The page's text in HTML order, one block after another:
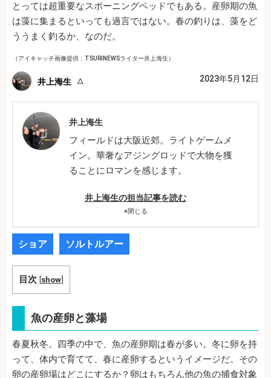
とっては超重要なスポーニングベッドでもある。産卵期の魚
は藻に集まるといっても過言ではない。春の釣りは、藻をど
ううまく釣るか、なのだ。
（アイキャッチ画像提供：TSURINEWSライター井上海生）
井上海生 2023年5月12日
井上海生
フィールドは大阪近郊。ライトゲームメ
イン。華奢なアジングロッドで大物を獲
ることにロマンを感じます。
井上海生の担当記事を読む
×閉じる
ショア ソルトルアー
目次 [show]
魚の産卵と藻場
春夏秋冬。四季の中で、魚の産卵期は春が多い。冬に卵を持
って、体内で育てて、春に産卵するというイメージだ。その
卵の産卵場はどこにするか？卵はもちろん他の魚の捕食対象